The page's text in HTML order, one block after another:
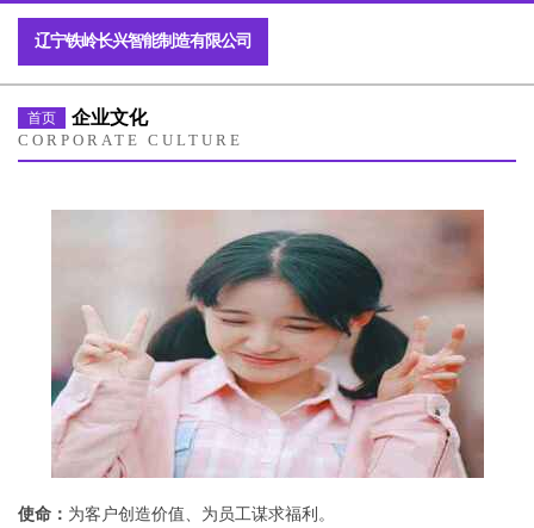
辽宁铁岭长兴智能制造有限公司
首页 企业文化
CORPORATE CULTURE
使命： 为客户创造价值、为员工谋求福利。